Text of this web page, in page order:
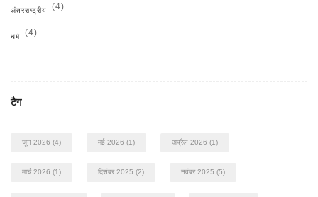
अंतरराष्ट्रीय (4)
धर्म (4)
टैग
जून 2026 (4) मई 2026 (1) अप्रैल 2026 (1)
मार्च 2026 (1) दिसंबर 2025 (2) नवंबर 2025 (5)